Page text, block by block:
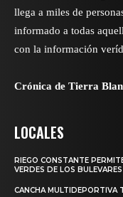
llega a miles de
informado a todas
con la información
Crónica de Tierra
LOCALES
RIEGO CONSTANTE
VERDES DE LOS
CANCHA MULTIDEPORTIVA